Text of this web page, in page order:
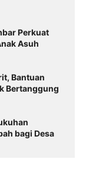
Perkuat
Asuh
Bantuan
Bertanggung
bagi Desa